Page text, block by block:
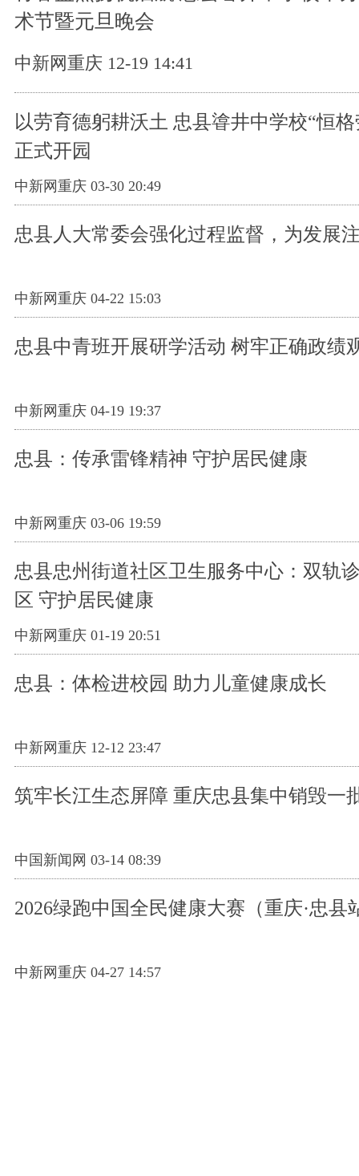
术节暨元旦晚会
中新网重庆 12-19 14:41
以劳育德躬耕沃土 忠县㽏井中学校“恒
正式开园
中新网重庆 03-30 20:49
忠县人大常委会强化过程监督，为发展
中新网重庆 04-22 15:03
忠县中青班开展研学活动 树牢正确政绩
中新网重庆 04-19 19:37
忠县：传承雷锋精神 守护居民健康
中新网重庆 03-06 19:59
忠县忠州街道社区卫生服务中心：双轨
区 守护居民健康
中新网重庆 01-19 20:51
忠县：体检进校园 助力儿童健康成长
中新网重庆 12-12 23:47
筑牢长江生态屏障 重庆忠县集中销毁一
中国新闻网 03-14 08:39
2026绿跑中国全民健康大赛（重庆·忠县
中新网重庆 04-27 14:57